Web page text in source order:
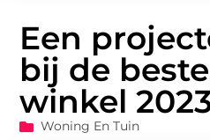
Een
bij de
winkel
Woning En Tuin